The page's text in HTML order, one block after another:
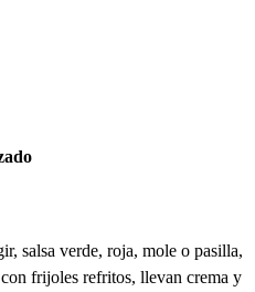
salsa verde, roja, mole o pasilla,
frijoles refritos, llevan crema y